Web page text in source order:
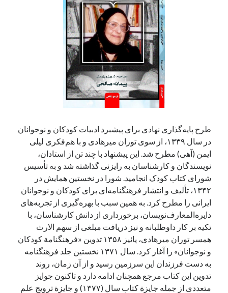
طرح پایه‌گذاری نهادی برای پیشبرد ادبیات کودکان و نوجوانان
در سال ۱۳۳۹، از سوی توران میرهادی و با هم‌فکری لیلی
ایمن (آهی) مطرح شد. این پیشنهاد با چند تن از استادان،
نویسندگان و کارشناسان به رایزنی گذاشته شد و به تأسیس
شورای کتاب کودک انجامید. شورا در نخستین همایش در
۱۳۴۲، تألیف و انتشار فرهنگنامه‌ای برای کودکان و نوجوانان
ایرانی را مطرح کرد. به همین سبب با بهره‌گیری از تجربه‌های
دایره‌المعارف‌نویسان،‌ برخورداری از دانش کارشناسان، با
تکیه بر کار داوطلبانه و نیز دریافت مبلغی از سهم الارث
همسر توران میرهادی، پائیز ۱۳۵۸ تدوین «فرهنگنامة کودکان
و نوجوانان» را آغاز کرد. سال ۱۳۷۱ نخستین جلد فرهنگنامه
به دست فرزندان این سرزمین رسید و از آن زمان،‌ روند
تدوین این کتاب مرجع همچنان ادامه دارد و تاکنون جوایز
متعددی از جمله جایزة کتاب سال (۱۳۷۷) و جایزة ترویج علم